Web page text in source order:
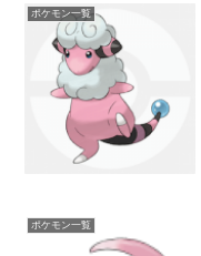
ポケモン一覧
ポケモン一覧